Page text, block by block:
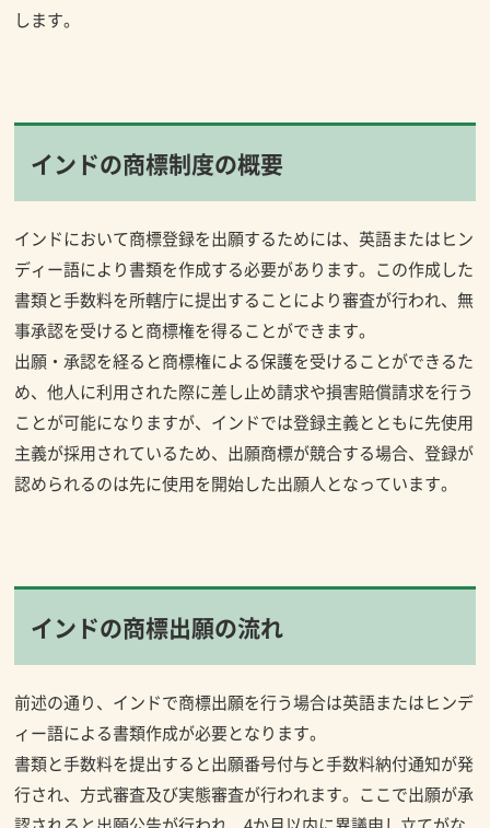
します。
インドの商標制度の概要
インドにおいて商標登録を出願するためには、英語またはヒン
ディー語により書類を作成する必要があります。この作成した
書類と手数料を所轄庁に提出することにより審査が行われ、無
事承認を受けると商標権を得ることができます。
出願・承認を経ると商標権による保護を受けることができるた
め、他人に利用された際に差し止め請求や損害賠償請求を行う
ことが可能になりますが、インドでは登録主義とともに先使用
主義が採用されているため、出願商標が競合する場合、登録が
認められるのは先に使用を開始した出願人となっています。
インドの商標出願の流れ
前述の通り、インドで商標出願を行う場合は英語またはヒンデ
ィー語による書類作成が必要となります。
書類と手数料を提出すると出願番号付与と手数料納付通知が発
行され、方式審査及び実態審査が行われます。ここで出願が承